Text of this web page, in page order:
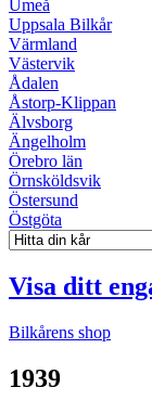
Umeå
Uppsala Bilkår
Värmland
Västervik
Ådalen
Åstorp-Klippan
Älvsborg
Ängelholm
Örebro län
Örnsköldsvik
Östersund
Östgöta
Visa ditt
Bilkårens shop
1939